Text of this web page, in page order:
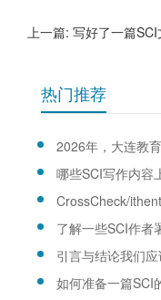
上一篇: 写好了一篇SCI文章，却怎么投稿都
热门推荐
2026年，大连教
哪些SCI写作内容
CrossCheck/
了解一些SCI作者
引言与结论我们
如何准备一篇SCI